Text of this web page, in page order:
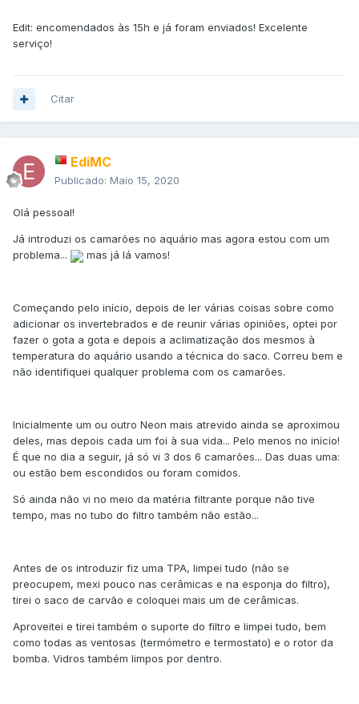
Edit: encomendados às 15h e já foram enviados! Excelente
serviço!
Citar
EdiMC
Publicado: Maio 15, 2020
Olá pessoal!
Já introduzi os camarões no aquário mas agora estou com um
problema...
mas já lá vamos!
Começando pelo início, depois de ler várias coisas sobre como
adicionar os invertebrados e de reunir várias opiniões, optei por
fazer o gota a gota e depois a aclimatização dos mesmos à
temperatura do aquário usando a técnica do saco. Correu bem e
não identifiquei qualquer problema com os camarões.
Inicialmente um ou outro Neon mais atrevido ainda se aproximou
deles, mas depois cada um foi à sua vida... Pelo menos no início!
É que no dia a seguir, já só vi 3 dos 6 camarões... Das duas uma:
ou estão bem escondidos ou foram comidos.
Só ainda não vi no meio da matéria filtrante porque não tive
tempo, mas no tubo do filtro também não estão...
Antes de os introduzir fiz uma TPA, limpei tudo (não se
preocupem, mexi pouco nas cerâmicas e na esponja do filtro),
tirei o saco de carvão e coloquei mais um de cerâmicas.
Aproveitei e tirei também o suporte do filtro e limpei tudo, bem
como todas as ventosas (termómetro e termostato) e o rotor da
bomba. Vidros também limpos por dentro.